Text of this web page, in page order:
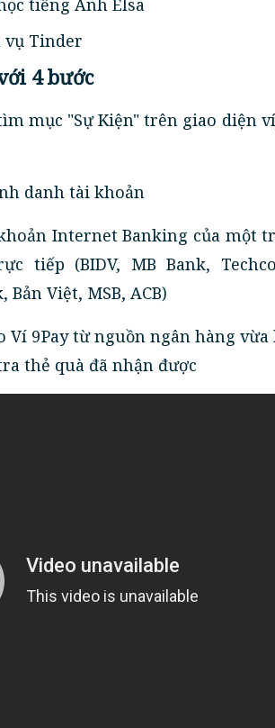
tiếng Anh Elsa
vụ Tinder
4 bước
mục "Sự Kiện" trên giao diện
danh tài khoản
Internet Banking của một
tiếp (BIDV, MB Bank,
Việt, MSB, ACB)
Ví 9Pay từ nguồn ngân hàng
thẻ quà đã nhận được